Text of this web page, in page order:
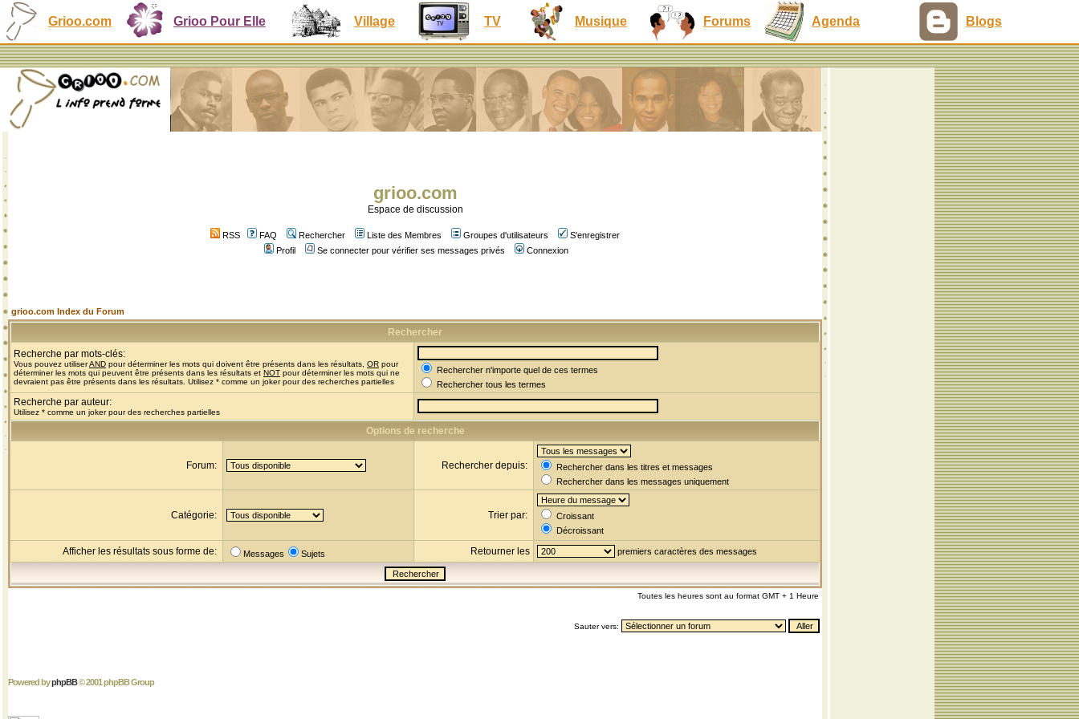
Grioo.com Grioo Pour Elle Village TV Musique Forums Agenda Blogs
grioo.com
Espace de discussion
RSS FAQ Rechercher Liste des Membres Groupes d'utilisateurs
S'enregistrer
Profil
Se connecter pour vérifier ses messages privés Connexion
grioo.com Index du Forum
Rechercher
Recherche par mots-clés:
Vous pouvez utiliserAND pour déterminer les mots qui doivent être présents dans les résultats, OR pour
déterminer les mots qui peuvent être présents dans les résultats et NOT pour déterminer les mots qui ne
devraient pas être présents dans les résultats. Utilisez * comme un joker pour des recherches partielles
Rechercher n'importe quel de ces termes
Rechercher tous les termes
Recherche par auteur:
Utilisez * comme un joker pour des recherches partielles
Options de recherche
Forum: Rechercher depuis:
Rechercher dans les titres et messages
Rechercher dans les messages uniquement
Catégorie: Trier par:
Croissant
Décroissant
Afficher les résultats sous forme de: Messages Sujets Retourner les premiers caractères des messages
Toutes les heures sont au format GMT + 1 Heure
Sauter vers:
Powered byphpBB© 2001 phpBB Group